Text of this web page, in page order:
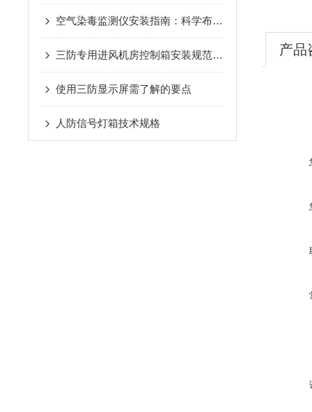
空气染毒监测仪安装指南：科学布局与规范操作的关键步骤
三防专用进风机房控制箱安装规范详解
使用三防显示屏需了解的要点
人防信号灯箱技术规格
产品